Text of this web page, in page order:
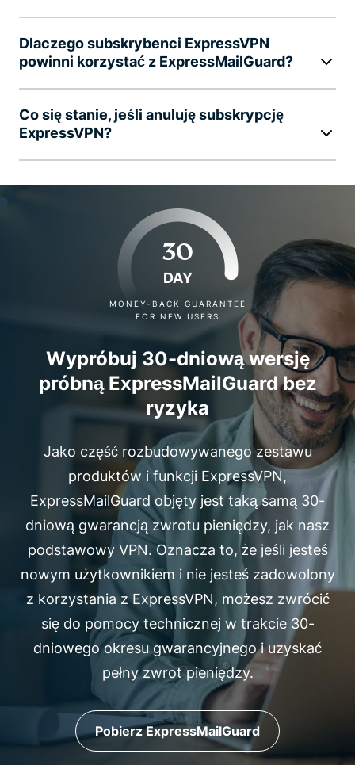
Dlaczego subskrybenci ExpressVPN
powinni korzystać z ExpressMailGuard?
Co się stanie, jeśli anuluję subskrypcję
ExpressVPN?
30
DAY
MONEY-BACK GUARANTEE
FOR NEW USERS
Wypróbuj 30-dniową wersję
próbną ExpressMailGuard bez
ryzyka
Jako część rozbudowywanego zestawu
produktów i funkcji ExpressVPN,
ExpressMailGuard objęty jest taką samą 30-
dniową gwarancją zwrotu pieniędzy, jak nasz
podstawowy VPN. Oznacza to, że jeśli jesteś
nowym użytkownikiem i nie jesteś zadowolony
z korzystania z ExpressVPN, możesz zwrócić
się do pomocy technicznej w trakcie 30-
dniowego okresu gwarancyjnego i uzyskać
pełny zwrot pieniędzy.
Pobierz ExpressMailGuard